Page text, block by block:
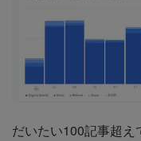
だいたい100記事超え